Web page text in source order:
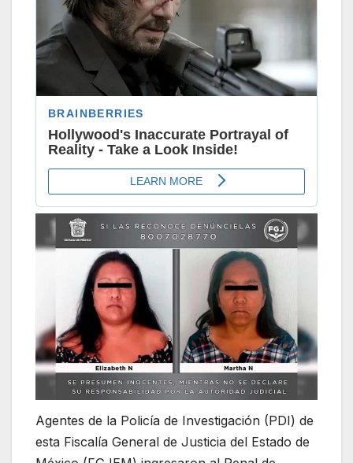
Agentes de la Policía de Investigación (PDI) de
esta Fiscalía General de Justicia del Estado de